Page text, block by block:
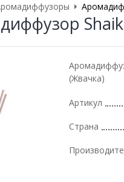
(Жвачка)
Артикул
Страна